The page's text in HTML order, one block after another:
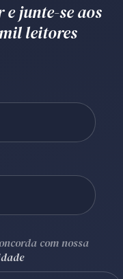
e junte-se aos
leitores
com nossa